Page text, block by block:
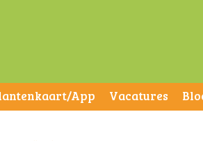
App Vacatures